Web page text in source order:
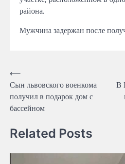
района.
Мужчина задержан после
Навігація
записів
⟵
Сын львовского военкома
получил в подарок дом с
бассейном
В
Related Posts